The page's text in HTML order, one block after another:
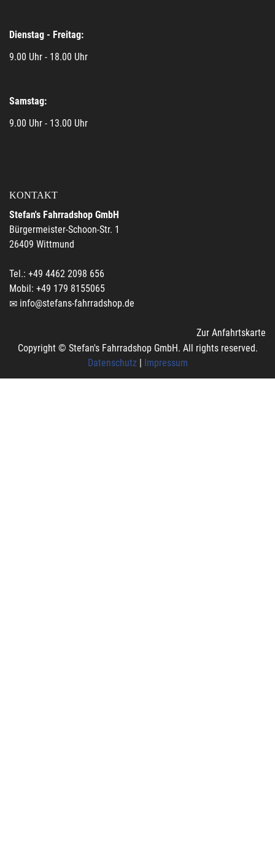
Dienstag - Freitag:
9.00 Uhr - 18.00 Uhr
Samstag:
9.00 Uhr - 13.00 Uhr
KONTAKT
Stefan's Fahrradshop GmbH
Bürgermeister-Schoon-Str. 1
26409 Wittmund
Tel.: +49 4462 2098 656
Mobil: +49 179 8155065
info@stefans-fahrradshop.de
Zur Anfahrtskarte
Copyright © Stefan's Fahrradshop GmbH. All rights reserved.
Datenschutz| Impressum